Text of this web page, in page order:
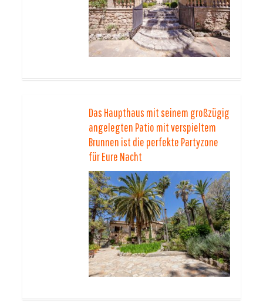
Das Haupthaus mit seinem großzügig
angelegten Patio mit verspieltem
Brunnen ist die perfekte Partyzone
für Eure Nacht